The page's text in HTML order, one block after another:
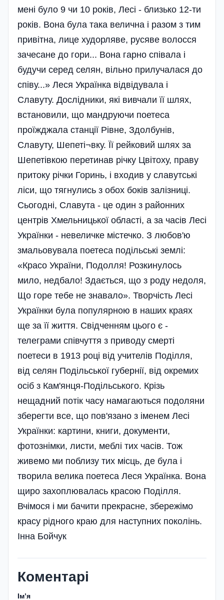
мені було 9 чи 10 років, Лесі - близько 12-ти
років. Вона була така велична і разом з тим
привітна, лице худорляве, русяве волосся
зачесане до гори... Вона гарно співала і
будучи серед селян, вільно прилучалася до
співу...» Леся Українка відвідувала і
Славуту. Дослідники, які вивчали її шлях,
встановили, що мандруючи поетеса
проїжджала станції Рівне, Здолбунів,
Славуту, Шепеті¬вку. Її рейковий шлях за
Шепетівкою перетинав річку Цвітоху, праву
притоку річки Горинь, і входив у славутські
ліси, що тягнулись з обох боків залізниці.
Сьогодні, Славута - це один з районних
центрів Хмельницької області, а за часів Лесі
Українки - невеличке містечко. З любов'ю
змальовувала поетеса подільські землі:
«Красо України, Подолля! Розкинулось
мило, недбало! Здається, що з роду недоля,
Що горе тебе не знавало». Творчість Лесі
Українки була популярною в наших краях
ще за її життя. Свідченням цього є -
телеграми співчуття з приводу смерті
поетеси в 1913 році від учителів Поділля,
від селян Подільської губернії, від окремих
осіб з Кам'янця-Подільського. Крізь
нещадний потік часу намагаються подоляни
зберегти все, що пов'язано з іменем Лесі
Українки: картини, книги, документи,
фотознімки, листи, меблі тих часів. Тож
живемо ми поблизу тих місць, де була і
творила велика поетеса Леся Українка. Вона
щиро захоплювалась красою Поділля.
Вчімося і ми бачити прекрасне, збережімо
красу рідного краю для наступних поколінь.
Інна Бойчук
Коментарі
Імʼя